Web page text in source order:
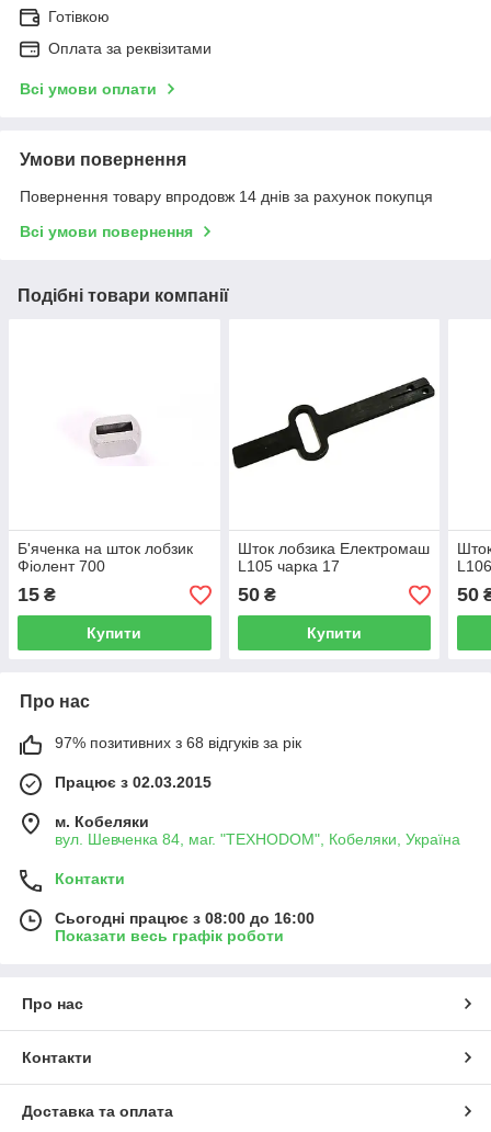
Готівкою
Оплата за реквізитами
Всі умови оплати
Умови повернення
Повернення товару впродовж 14 днів за рахунок покупця
Всі умови повернення
Подібні товари компанії
Б'яченка на шток лобзик
Фіолент 700
15 ₴
Купити
Шток лобзика Електромаш
L105 чарка 17
50₴
Купити
50
Про нас
97% позитивних з 68 відгуків за рік
Працює з 02.03.2015
м. Кобеляки
вул. Шевченка 84, маг. "ТЕХНОDOM", Кобеляки, Україна
Контакти
Сьогодні працює з 08:00 до 16:00
Показати весь графік роботи
Про нас
Контакти
Доставка та оплата